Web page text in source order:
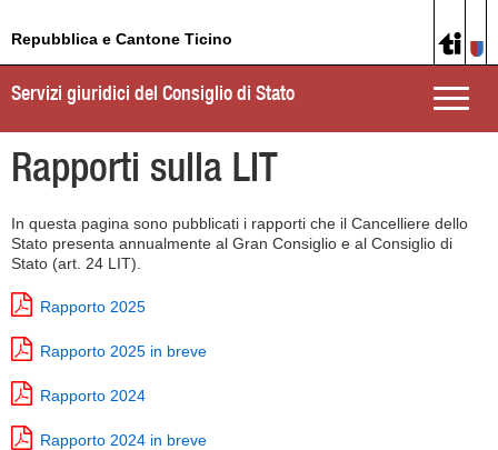
Repubblica e Cantone Ticino
Toggle
Servizi giuridici del Consiglio di Stato
Rapporti sulla LIT
In questa pagina sono pubblicati i rapporti che il Cancelliere dello
Stato presenta annualmente al Gran Consiglio e al Consiglio di
Stato (art. 24 LIT).
Rapporto 2025
Rapporto 2025 in breve
Rapporto 2024
Rapporto 2024 in breve